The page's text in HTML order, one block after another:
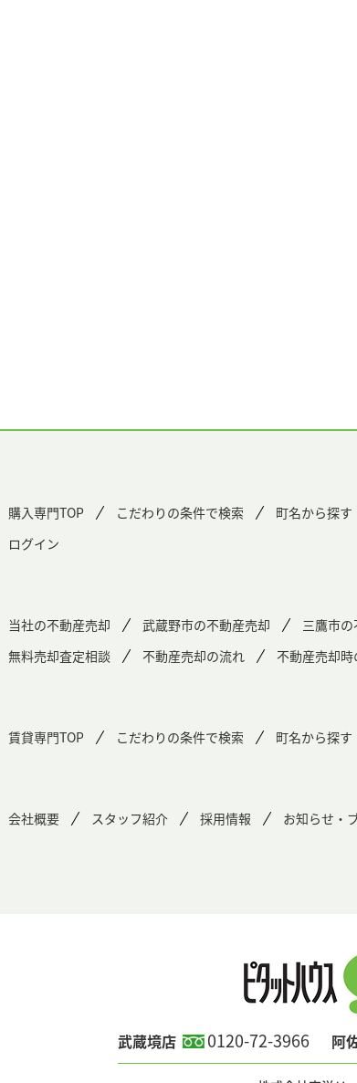
購入専門TOP こだわりの条件で検索 町名から探す
ログイン
当社の不動産売却 武蔵野市の不動産売却 三鷹市
無料売却査定相談
不動産売却の流れ 不動産売却
賃貸専門TOP こだわりの条件で検索 町名から探す
会社概要 スタッフ紹介 採用情報 お知らせ・
武蔵境店 0120-72-3966 阿